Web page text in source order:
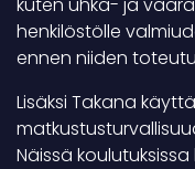
henkilöstölle
ennen niiden
Lisäksi Takana
Näissä